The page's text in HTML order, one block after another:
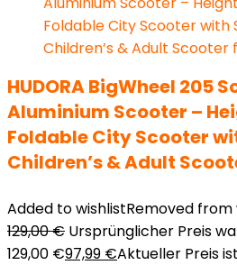
HUDORA BigWheel 205
Aluminium Scooter –
Foldable City Scooter
Children’s & Adult
Added to wishlistRemoved from
129,00€ Ursprünglicher Preis
129,00 €97,99 €Aktueller Preis